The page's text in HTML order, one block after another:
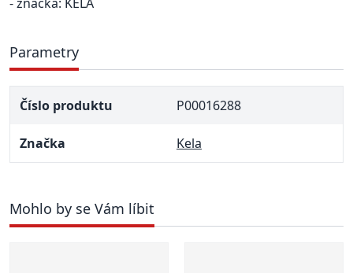
Parametry
Číslo produktu P00016288
Značka Kela
Mohlo by se Vám líbit